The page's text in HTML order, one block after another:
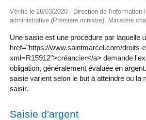
Vérifié le 26/03/2020 - Direction de l'information
administrative (Première ministre), Ministère
Une saisie est une procédure par laquelle
href="https://www.saintmarcel.com/droits-
xml=R15912">créancier</a> demande
obligation, généralement évaluée en
saisie varient selon le but à atteindre ou la
saisir.
Saisie d'argent